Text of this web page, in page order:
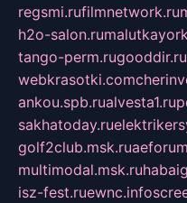
regsmi.rufilmnetwork.ru
h2o-salon.ru
tango-perm.rugooddir.ru
webkrasotki.com
ankou.spb.rualvesta1.ru
sakhatoday.ru
golf2club.msk.ru
multimodal.msk.ru
isz-fest.ruewnc.info